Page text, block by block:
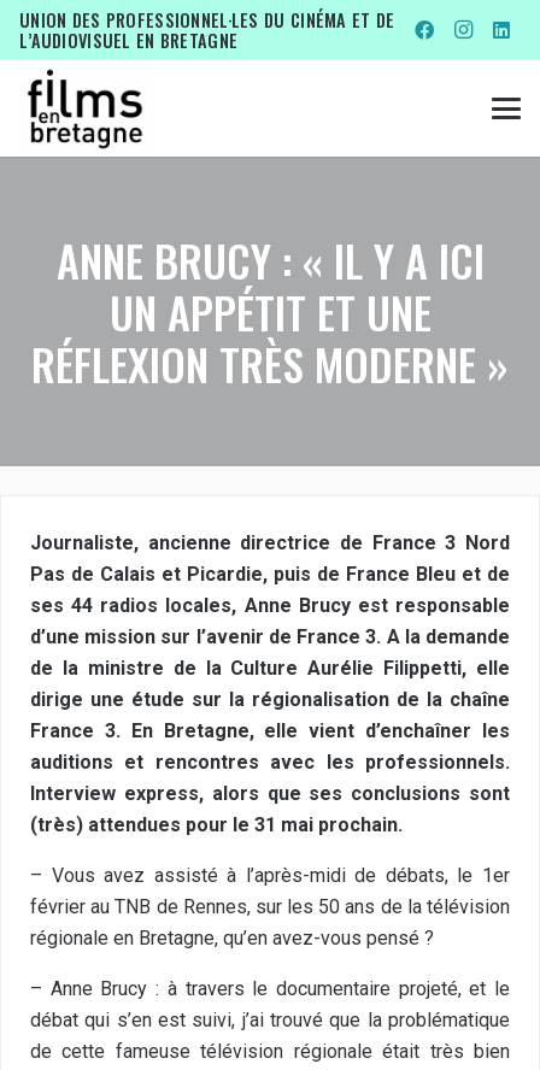
UNION DES PROFESSIONNEL·LES DU CINÉMA ET DE
L’AUDIOVISUEL EN BRETAGNE
ANNE BRUCY : « IL Y A ICI
UN APPÉTIT ET UNE
RÉFLEXION TRÈS MODERNE »
Journaliste, ancienne directrice de France 3 Nord
Pas de Calais et Picardie, puis de France Bleu et de
ses 44 radios locales, Anne Brucy est responsable
d’une mission sur l’avenir de France 3. A la demande
de la ministre de la Culture Aurélie Filippetti, elle
dirige une étude sur la régionalisation de la chaîne
France 3. En Bretagne, elle vient d’enchaîner les
auditions et rencontres avec les professionnels.
Interview express, alors que ses conclusions sont
(très) attendues pour le 31 mai prochain.
– Vous avez assisté à l’après-midi de débats, le 1er
février au TNB de Rennes, sur les 50 ans de la télévision
régionale en Bretagne, qu’en avez-vous pensé ?
– Anne Brucy : à travers le documentaire projeté, et le
débat qui s’en est suivi, j’ai trouvé que la problématique
de cette fameuse télévision régionale était très bien